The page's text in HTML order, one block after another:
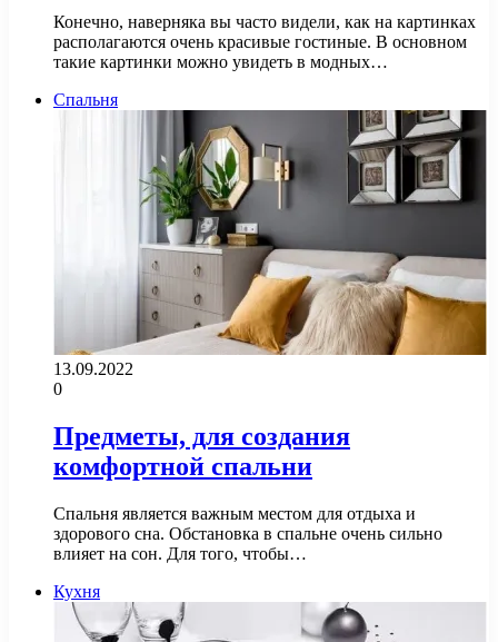
Конечно, наверняка вы часто видели, как на картинках
располагаются очень красивые гостиные. В основном
такие картинки можно увидеть в модных…
Спальня
13.09.2022
0
Предметы, для создания
комфортной спальни
Спальня является важным местом для отдыха и
здорового сна. Обстановка в спальне очень сильно
влияет на сон. Для того, чтобы…
Кухня